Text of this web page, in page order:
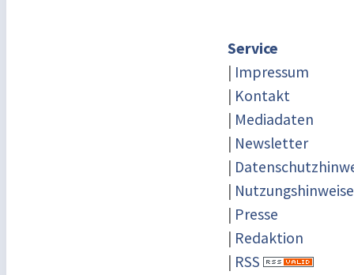
Service
| Impressum
| Kontakt
| Mediadaten
| Newsletter
|
| Nutzungshinweise
| Presse
| Redaktion
| RSS